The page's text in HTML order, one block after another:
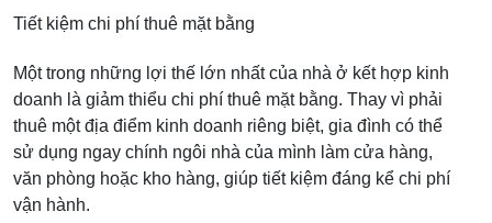
Tiết kiệm chi phí thuê mặt bằng
Một trong những lợi thế lớn nhất của nhà ở kết hợp kinh
doanh là giảm thiểu chi phí thuê mặt bằng. Thay vì phải
thuê một địa điểm kinh doanh riêng biệt, gia đình có thể
sử dụng ngay chính ngôi nhà của mình làm cửa hàng,
văn phòng hoặc kho hàng, giúp tiết kiệm đáng kể chi phí
vận hành.